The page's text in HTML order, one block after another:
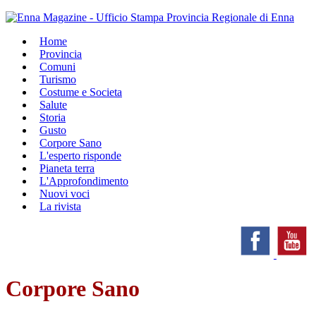
Home
Provincia
Comuni
Turismo
Costume e Societa
Salute
Storia
Gusto
Corpore Sano
L'esperto risponde
Pianeta terra
L'Approfondimento
Nuovi voci
La rivista
Corpore Sano